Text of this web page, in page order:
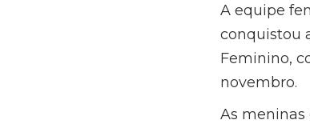
A equipe
conquistou
Feminino,
novembro.
As meninas